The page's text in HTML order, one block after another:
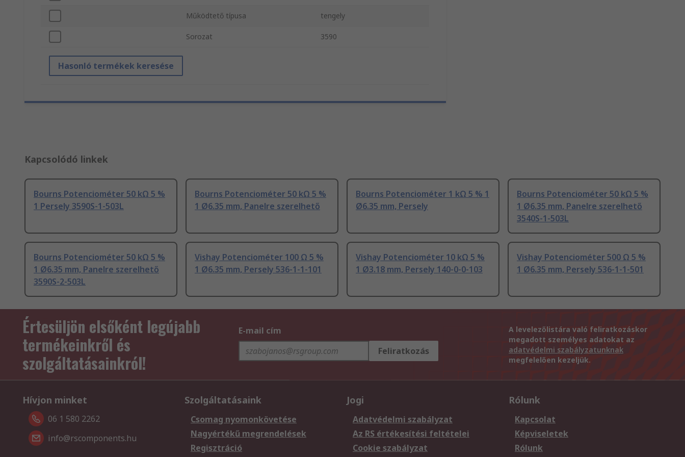
Működtető típusa tengely
Sorozat 3590
Hasonló termékek keresése
Kapcsolódó linkek
Bourns Potenciométer 50 kΩ 5 %
1 Persely 3590S-1-503L
Bourns Potenciométer 50 kΩ 5 %
1 Ø6.35 mm, Panelre szerelhető
Bourns Potenciométer 1 kΩ 5 % 1
Ø6.35 mm, Persely
Bourns Potenciométer 50 kΩ 5 %
1 Ø6.35 mm, Panelre szerelhető
3540S-1-503L
Bourns Potenciométer 50 kΩ 5 %
1 Ø6.35 mm, Panelre szerelhető
3590S-2-503L
Vishay Potenciométer 100 Ω 5 %
1 Ø6.35 mm, Persely 536-1-1-101
Vishay Potenciométer 10 kΩ 5 %
1 Ø3.18 mm, Persely 140-0-0-103
Vishay Potenciométer 500 Ω 5 %
1 Ø6.35 mm, Persely 536-1-1-501
Értesüljön elsőként legújabb
termékeinkről és
szolgáltatásainkról!
E-mail cím
Feliratkozás
A levelezőlistára való feliratkozáskor
megadott személyes adatokat az
adatvédelmi szabályzatunknak
megfelelően kezeljük.
Hívjon minket
06 1 580 2262
info@rscomponents.hu
Szolgáltatásaink
Csomag nyomonkövetése
Nagyértékű megrendelések
Regisztráció
Jogi
Adatvédelmi szabályzat
Az RS értékesítési feltételei
Cookie szabályzat
Rólunk
Kapcsolat
Képviseletek
Rólunk